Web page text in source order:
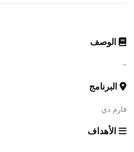
الوصف
-
البرنامج
فارم دي
الأهداف